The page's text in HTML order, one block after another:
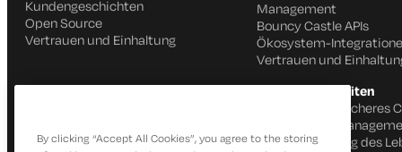
Kundengeschichten
Open Source
Vertrauen und Einhaltung
Management
Bouncy Castle APIs
Ökosystem-
Vertrauen und
Produktfähigkeiten
Schnelles und sicheres
IoT
Automatisierung des
By clicking “Accept All Cookies”, you agree to the storing